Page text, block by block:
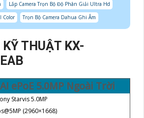
Lắp Camera Trọn Bộ Độ Phân Giải Ultra Hd
Color
Trọn Bộ Camera Dahua Ghi Âm
THUẬT KX-
ePoE 5.0MP Ngoài Trời
Starvis 5.0MP
(2960×1668)